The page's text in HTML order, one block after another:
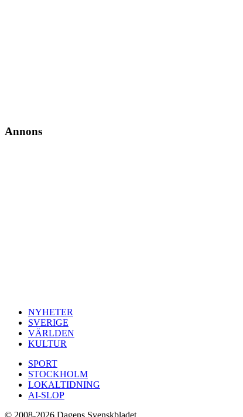
Annons
NYHETER
SVERIGE
VÄRLDEN
KULTUR
SPORT
STOCKHOLM
LOKALTIDNING
AI-SLOP